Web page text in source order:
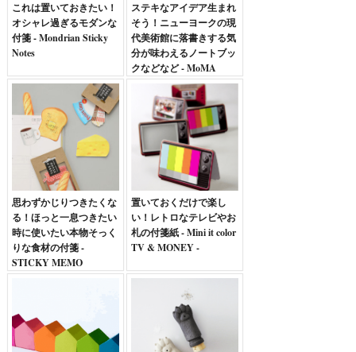
これは置いておきたい！
オシャレ過ぎるモダンな
付箋 - Mondrian Sticky
Notes
ステキなアイデア生まれ
そう！ニューヨークの現
代美術館に落書きする気
分が味わえるノートブッ
クなどなど - MoMA
GALLERY Walls
NOTEBOOK
思わずかじりつきたくな
る！ほっと一息つきたい
時に使いたい本物そっく
りな食材の付箋 -
STICKY MEMO
DELICA
置いておくだけで楽し
い！レトロなテレビやお
札の付箋紙 - Mini it color
TV & MONEY -